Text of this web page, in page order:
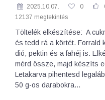
2025.10.07. 0
12137 megtekintés
Töltelék elkészítése: A
és tedd rá a körtét. Forrald
dió, pektin és a fahéj is.
mérd össze, majd készíts
Letakarva pihentesd
50 g-os darabokra…